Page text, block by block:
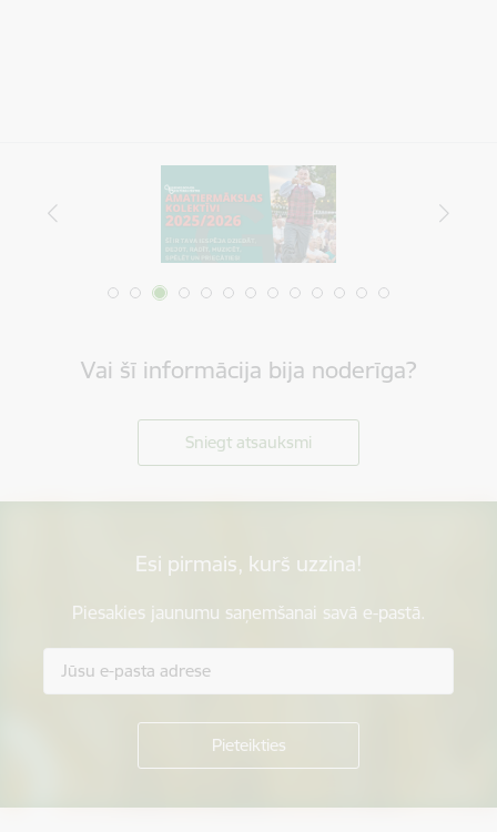
Vai šī informācija bija noderīga?
Sniegt atsauksmi
Esi pirmais, kurš uzzina!
Piesakies jaunumu saņemšanai savā e-pastā.